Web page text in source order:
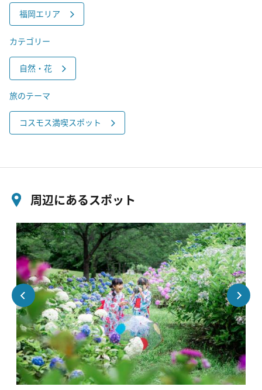
福岡エリア
カテゴリー
自然・花
旅のテーマ
コスモス満喫スポット
周辺にあるスポット